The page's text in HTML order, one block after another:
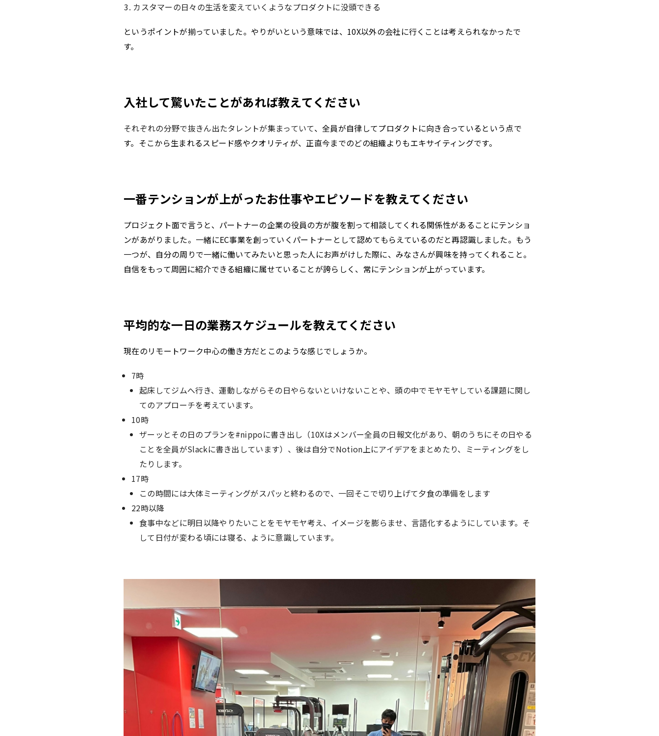
カスタマーの日々の生活を変えていくようなプロダクトに没頭できる
というポイントが揃っていました。やりがいという意味では、10X以外の会社に行くことは考えられなかったで
す。
入社して驚いたことがあれば教えてください
それぞれの分野で抜きん出たタレントが集まっていて、全員が自律してプロダクトに向き合っているという点で
す。そこから生まれるスピード感やクオリティが、正直今までのどの組織よりもエキサイティングです。
一番テンションが上がったお仕事やエピソードを教えてください
プロジェクト面で言うと、パートナーの企業の役員の方が腹を割って相談してくれる関係性があることにテンショ
ンがあがりました。一緒にEC事業を創っていくパートナーとして認めてもらえているのだと再認識しました。もう
一つが、自分の周りで一緒に働いてみたいと思った人にお声がけした際に、みなさんが興味を持ってくれること。
自信をもって周囲に紹介できる組織に属せていることが誇らしく、常にテンションが上がっています。
平均的な一日の業務スケジュールを教えてください
現在のリモートワーク中心の働き方だとこのような感じでしょうか。
7時
起床してジムへ行き、運動しながらその日やらないといけないことや、頭の中でモヤモヤしている課題に関し
てのアプローチを考えています。
10時
ザーッとその日のプランを#nippoに書き出し（10Xはメンバー全員の日報文化があり、朝のうちにその日やる
ことを全員がSlackに書き出しています）、後は自分でNotion上にアイデアをまとめたり、ミーティングをし
たりします。
17時
この時間には大体ミーティングがスパッと終わるので、一回そこで切り上げて夕食の準備をします
22時以降
食事中などに明日以降やりたいことをモヤモヤ考え、イメージを膨らませ、言語化するようにしています。そ
して日付が変わる頃には寝る、ように意識しています。